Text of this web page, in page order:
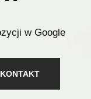
w Google
KONTAKT